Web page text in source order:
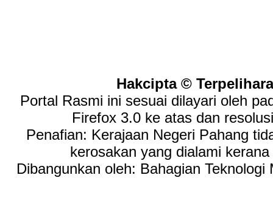
Hakcipta ©
Portal Rasmi ini sesuai dilayari oleh
Firefox 3.0 ke atas dan
Penafian: Kerajaan Negeri Pahang
kerosakan yang dialami
Dibangunkan oleh: Bahagian